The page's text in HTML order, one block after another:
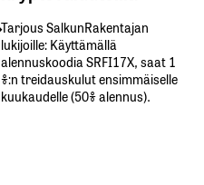
Tarjous SalkunRakentajan
lukijoille: Käyttämällä​ ​
alennuskoodia​ ​SRFI17X,​ ​saat​ ​1
%:n treidauskulut​ ​ensimmäiselle​ ​
kuukaudelle​ ​(50%​ ​alennus).